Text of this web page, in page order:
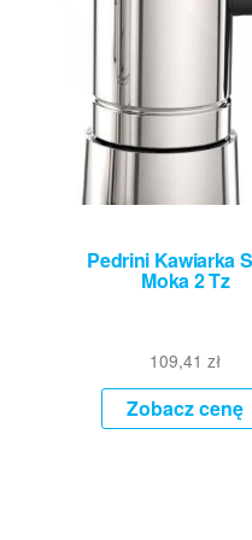
Pedrini Kawiarka
Moka 2 Tz
109,41zł
Zobacz cenę